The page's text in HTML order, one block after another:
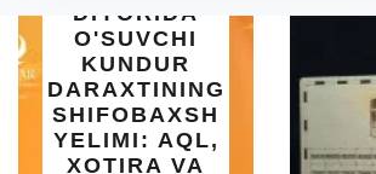
DIYORIDA
O'SUVCHI
KUNDUR
DARAXTINING
SHIFOBAXSH
YELIMI: AQL,
XOTIRA VA